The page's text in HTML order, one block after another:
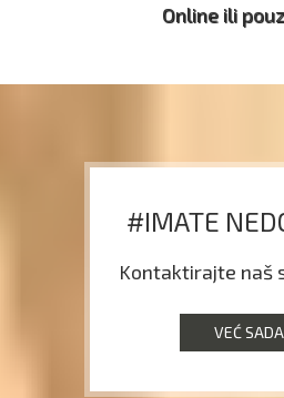
Online ili
#IMATE
Kontaktirajte naš
VEĆ SADA